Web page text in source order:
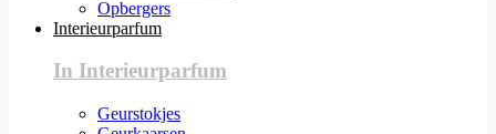
Opbergers
Interieurparfum
In Interieurparfum
Geurstokjes